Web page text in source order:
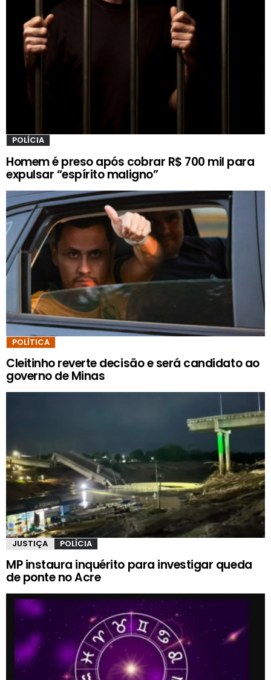
POLÍCIA
Homem é preso após cobrar R$ 700 mil para
expulsar “espírito maligno”
POLÍTICA
Cleitinho reverte decisão e será candidato ao
governo de Minas
JUSTIÇA POLÍCIA
MP instaura inquérito para investigar queda
de ponte no Acre